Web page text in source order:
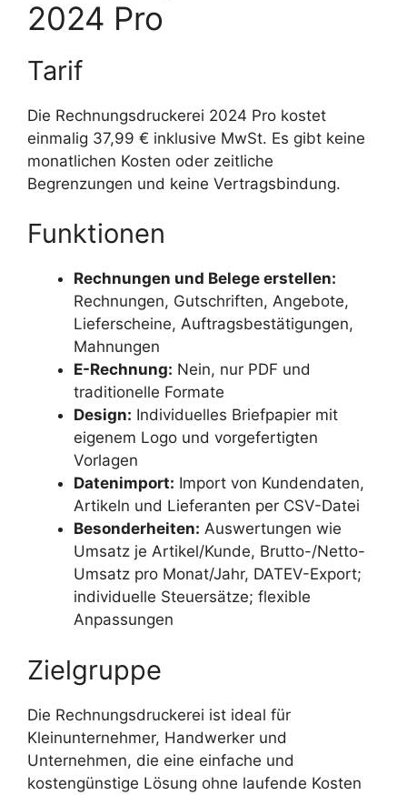
2024 Pro
Tarif
Die Rechnungsdruckerei 2024 Pro kostet
einmalig 37,99 € inklusive MwSt. Es gibt keine
monatlichen Kosten oder zeitliche
Begrenzungen und keine Vertragsbindung.
Funktionen
Rechnungen und Belege erstellen:
Rechnungen, Gutschriften, Angebote,
Lieferscheine, Auftragsbestätigungen,
Mahnungen
E-Rechnung: Nein, nur PDF und
traditionelle Formate
Design: Individuelles Briefpapier mit
eigenem Logo und vorgefertigten
Vorlagen
Datenimport: Import von Kundendaten,
Artikeln und Lieferanten per CSV-Datei
Besonderheiten: Auswertungen wie
Umsatz je Artikel/Kunde, Brutto-/Netto-
Umsatz pro Monat/Jahr, DATEV-Export;
individuelle Steuersätze; flexible
Anpassungen
Zielgruppe
Die Rechnungsdruckerei ist ideal für
Kleinunternehmer, Handwerker und
Unternehmen, die eine einfache und
kostengünstige Lösung ohne laufende Kosten